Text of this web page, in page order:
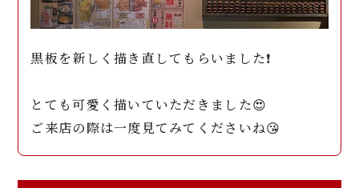
黒板を新しく描き直してもらいました❗️
とても可愛く描いていただきました😍
ご来店の際は一度見てみてくださいね😘